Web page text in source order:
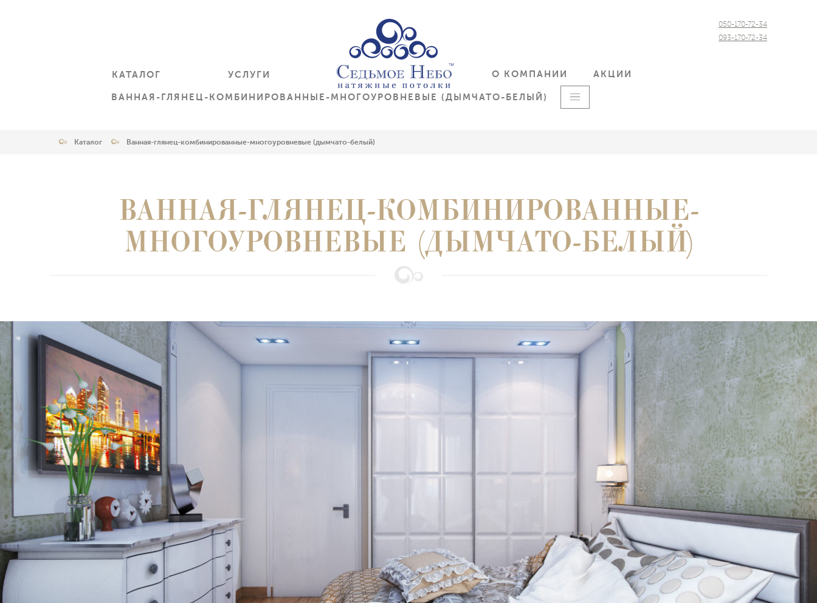
КАТАЛОГ УСЛУГИ О КОМПАНИИ АКЦИИ
ВАННАЯ-ГЛЯНЕЦ-КОМБИНИРОВАННЫЕ-МНОГОУРОВНЕВЫЕ (ДЫМЧАТО-БЕЛЫЙ)
050-170-72-34
093-170-72-34
Каталог Ванная-глянец-комбинированные-многоуровневые (дымчато-белый)
ВАННАЯ-ГЛЯНЕЦ-КОМБИНИРОВАННЫЕ-
МНОГОУРОВНЕВЫЕ (ДЫМЧАТО-БЕЛЫЙ)